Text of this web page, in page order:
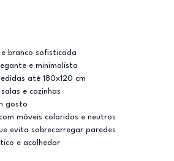
branco sofisticada
e minimalista
até 180x120 cm
e cozinhas
gosto
móveis coloridos e neutros
evita sobrecarregar paredes
e acolhedor